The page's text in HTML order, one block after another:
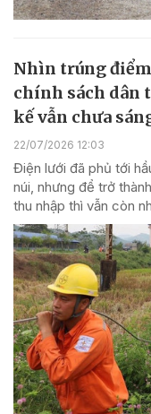
Nhìn trúng
chính sách dân
kế vẫn chưa
22/07/2026 12:03
Điện lưới đã phủ tới
núi, nhưng để trở
thu nhập thì vẫn còn